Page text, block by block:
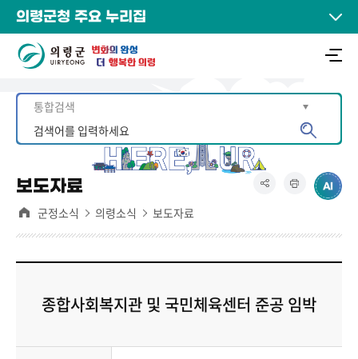
의령군청 주요 누리집
보도자료
군정소식 의령소식 보도자료
종합사회복지관 및 국민체육센터 준공 임박